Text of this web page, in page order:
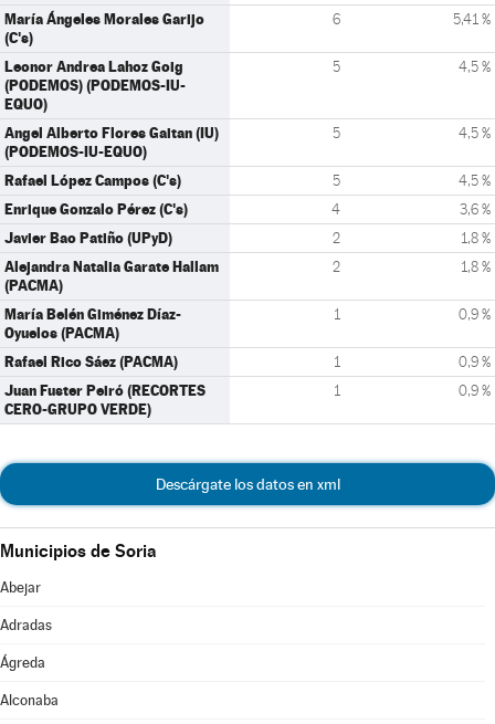
María Ángeles Morales Garijo
(C's)
6 5,41 %
Leonor Andrea Lahoz Goig
(PODEMOS) (PODEMOS-IU-
EQUO)
5 4,5 %
Angel Alberto Flores Gaitan (IU)
(PODEMOS-IU-EQUO)
5 4,5 %
Rafael López Campos (C's) 5 4,5 %
Enrique Gonzalo Pérez (C's) 4 3,6 %
Javier Bao Patiño (UPyD) 2 1,8 %
Alejandra Natalia Garate Hallam
(PACMA)
2 1,8 %
María Belén Giménez Díaz-
Oyuelos (PACMA)
1 0,9 %
Rafael Rico Sáez (PACMA) 1 0,9 %
Juan Fuster Peiró (RECORTES
CERO-GRUPO VERDE)
1 0,9 %
Descárgate los datos en xml
Municipios de Soria
Abejar
Adradas
Ágreda
Alconaba